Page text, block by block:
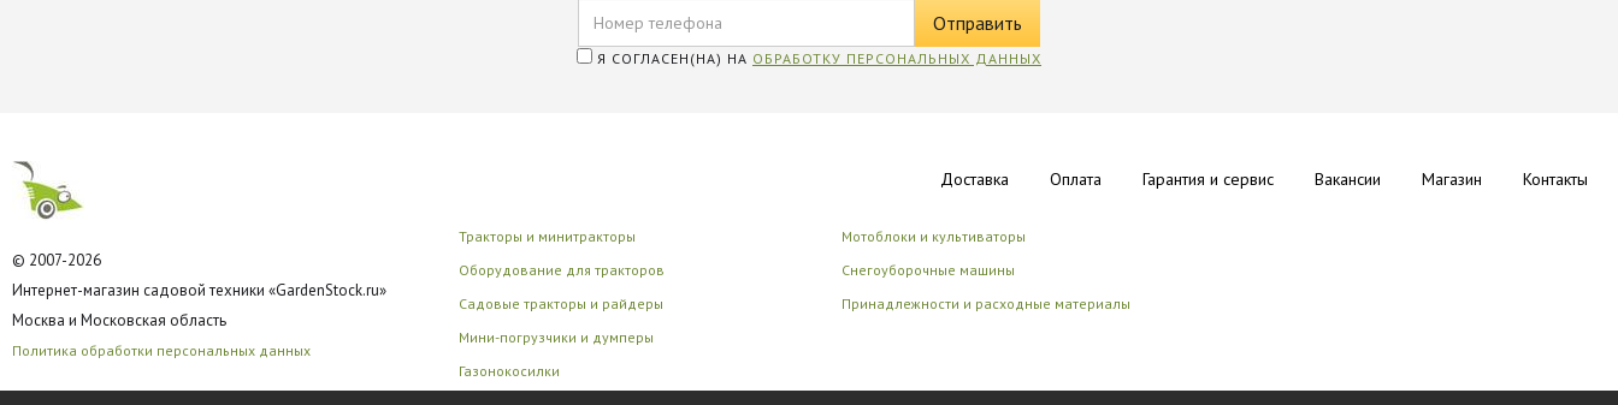
Я СОГЛАСЕН(НА) НА ОБРАБОТКУ ПЕРСОНАЛЬНЫХ ДАННЫХ
© 2007-2026
Интернет-магазин садовой техники «GardenStock.ru»
Москва и Московская область
Политика обработки персональных данных
Доставка Оплата Гарантия и сервис Вакансии Магазин Контакты
Тракторы и минитракторы
Оборудование для тракторов
Садовые тракторы и райдеры
Мини-погрузчики и думперы
Газонокосилки
Мотоблоки и культиваторы
Снегоуборочные машины
Принадлежности и расходные материалы